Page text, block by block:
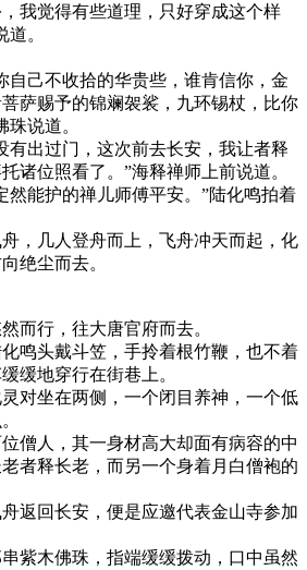
我觉得有些道理，只好穿成这个样
。
自己不收拾的华贵些，谁肯信你，金
萨赐予的锦斓袈裟，九环锡杖，比你
说道。
有出过门，这次前去长安，我让者释
诸位照看了。”海释禅师上前说道。
然能护的禅儿师傅平安。”陆化鸣拍着
，几人登舟而上，飞舟冲天而起，化
绝尘而去。
而行，往大唐官府而去。
鸣头戴斗笠，手拎着根竹鞭，也不着
缓地穿行在街巷上。
对坐在两侧，一个闭目养神，一个低
僧人，其一身材高大却面有病容的中
者释长老，而另一个身着月白僧袍的
返回长安，便是应邀代表金山寺参加
紫木佛珠，指端缓缓拨动，口中虽然